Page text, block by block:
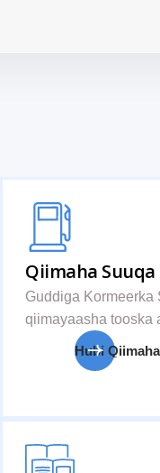
Qiimaha
Guddiga
qiimayaasha tooska
Hubi